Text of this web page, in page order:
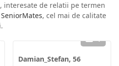
interesate de relatii pe termen
SeniorMates, cel mai de calitate
1
Damian_Stefan, 56